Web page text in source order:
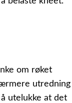
om røket
utredning
utelukke at det